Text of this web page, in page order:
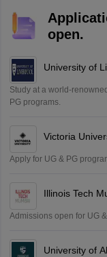
open.
University of
Study at a world-
PG programs.
Victoria
Apply for UG & PG
Illinois Tech
Admissions open for UG
University of